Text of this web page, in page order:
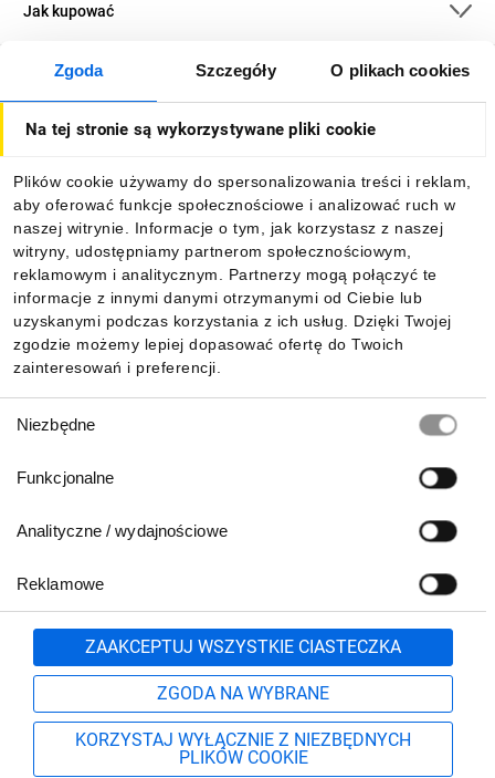
Zgoda Szczegóły O plikach cookies
Na tej stronie są wykorzystywane pliki cookie
Plików cookie używamy do spersonalizowania treści i reklam,
aby oferować funkcje społecznościowe i analizować ruch w
naszej witrynie. Informacje o tym, jak korzystasz z naszej
witryny, udostępniamy partnerom społecznościowym,
reklamowym i analitycznym. Partnerzy mogą połączyć te
informacje z innymi danymi otrzymanymi od Ciebie lub
uzyskanymi podczas korzystania z ich usług. Dzięki Twojej
zgodzie możemy lepiej dopasować ofertę do Twoich
zainteresowań i preferencji.
zgody
Niezbędne
Funkcjonalne
Analityczne / wydajnościowe
Reklamowe
ZAAKCEPTUJ WSZYSTKIE CIASTECZKA
ZGODA NA WYBRANE
KORZYSTAJ WYŁĄCZNIE Z NIEZBĘDNYCH
PLIKÓW COOKIE
Jak kupować
O firmie
Informacje
Pobierz naszą aplikację mobilną:
801 500 700 lub
71 37 61 600
Formularz kontaktowy